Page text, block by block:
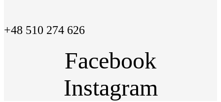
+48 510 274 626
Facebook
Instagram